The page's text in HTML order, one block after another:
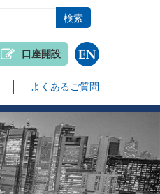
口座開設
よくあるご質問